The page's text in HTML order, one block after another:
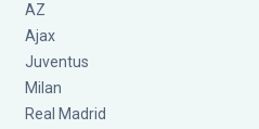
AZ
Ajax
Juventus
Milan
Real Madrid